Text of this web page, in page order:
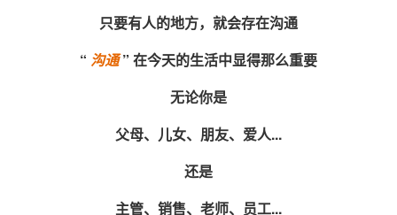
只要有人的地方，就会存在沟通
“ 沟通” 在今天的生活中显得那么重要
无论你是
父母、儿女、朋友、爱人...
还是
主管、销售、老师、员工...